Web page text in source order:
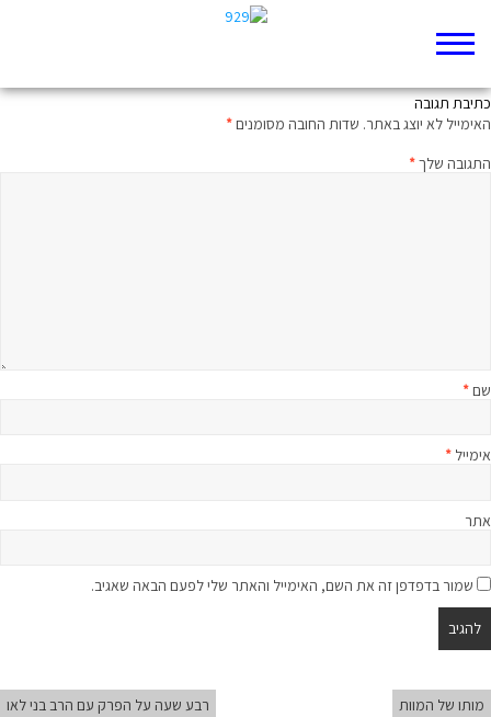
כתיבת תגובה
האימייל לא יוצג באתר. שדות החובה מסומנים*
התגובה שלך*
שם*
אימייל *
אתר
שמור בדפדפן זה את השם, האימייל והאתר שלי לפעם הבאה שאגיב.
מותו של המוות רבע שעה על הפרק עם הרב בני לאו